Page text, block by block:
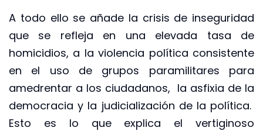
A todo ello se añade la crisis de inseguridad
que se refleja en una elevada tasa de
homicidios, a la violencia política consistente
en el uso de grupos paramilitares para
amedrentar a los ciudadanos, la asfixia de la
democracia y la judicialización de la política.
Esto es lo que explica el vertiginoso